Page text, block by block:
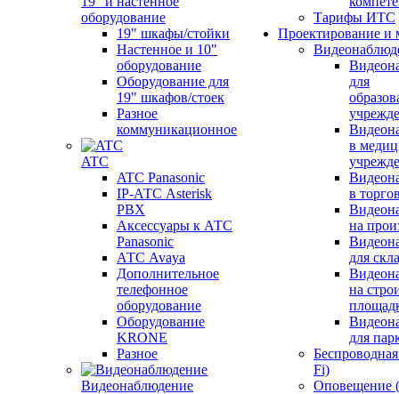
оборудование
19" шкафы/стойки
Настенное и 10"
оборудование
Оборудование для
19" шкафов/стоек
Разное
коммуникационное
ATC
ATC Panasonic
IP-АТС Asterisk
PBX
Аксессуары к АТС
Panasonic
АТС Avaya
Дополнительное
телефонное
оборудование
Оборудование
KRONE
Разное
Видеонаблюдение
Тарифы ИТС
Проектирование и
для
в
в
на
для
на
для
Fi)